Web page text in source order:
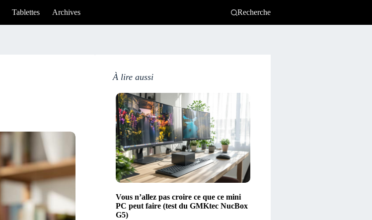
Tablettes Archives Recherche
À lire aussi
Vous n’allez pas croire ce que ce mini
PC peut faire (test du GMKtec NucBox
G5)